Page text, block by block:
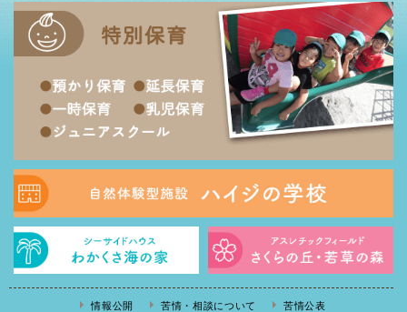
情報公開 苦情・相談について 苦情公表